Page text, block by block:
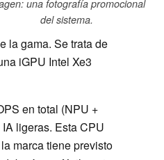
una fotografía promocional
del sistema.
la gama. Se trata de
iGPU Intel Xe3
en total (NPU +
ligeras. Esta CPU
marca tiene previsto